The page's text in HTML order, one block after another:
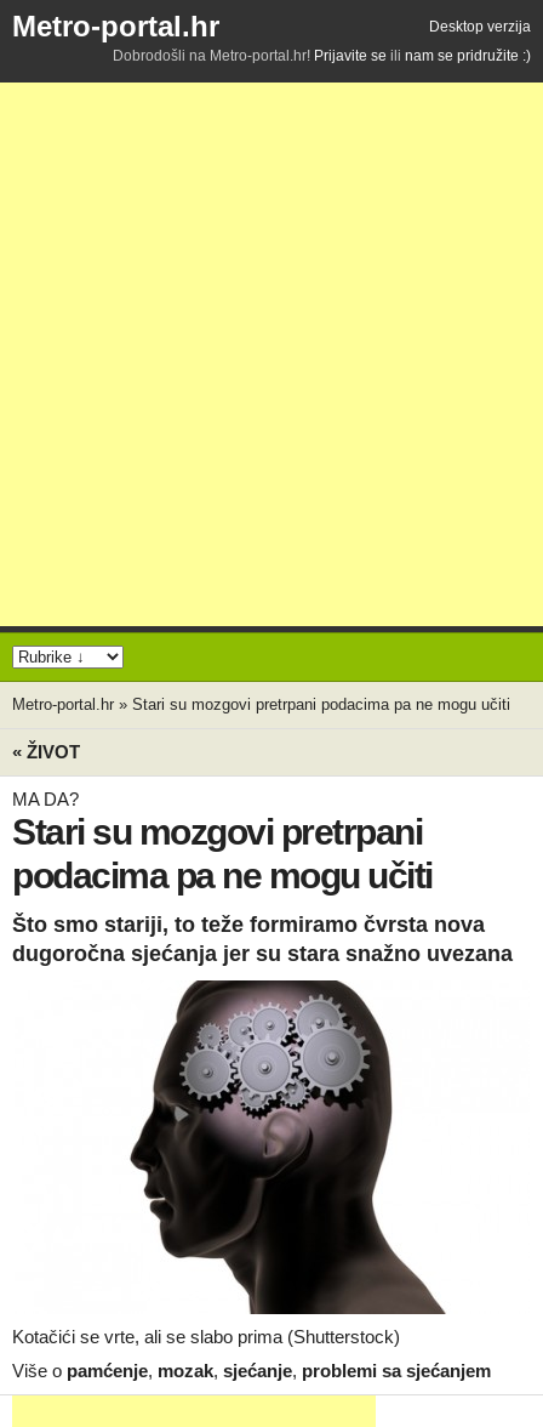
Metro-portal.hr
Desktop verzija
Dobrodošli na Metro-portal.hr! Prijavite se ili nam se pridružite :)
Metro-portal.hr » Stari su mozgovi pretrpani podacima pa ne mogu učiti
« ŽIVOT
MA DA?
Stari su mozgovi pretrpani
podacima pa ne mogu učiti
Što smo stariji, to teže formiramo čvrsta nova
dugoročna sjećanja jer su stara snažno uvezana
Kotačići se vrte, ali se slabo prima (Shutterstock)
Više o pamćenje, mozak, sjećanje, problemi sa sjećanjem